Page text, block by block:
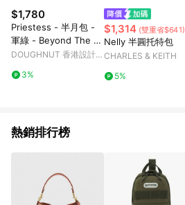
$1,780
Priestess - 半月包 -
軍綠 - Beyond The H
orizon
DOUGHNUT 香港設計品
3%
$1,314 (雙重省$641)
Nelly 半圓托特包
CHARLES & KEITH
5%
熱銷排行榜